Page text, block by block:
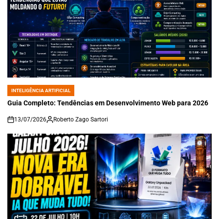
POSTED
IN
INTELIGÊNCIA ARTIFICIAL
Guia Completo: Tendências em Desenvolvimento Web para 2026
on
13/07/2026 Roberto Zago Sartori